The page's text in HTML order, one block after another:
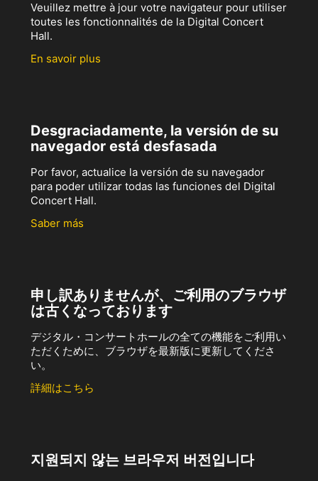
Veuillez mettre à jour votre navigateur pour utiliser
toutes les fonctionnalités de la Digital Concert
Hall.
En savoir plus
Desgraciadamente, la versión de su
navegador está desfasada
Por favor, actualice la versión de su navegador
para poder utilizar todas las funciones del Digital
Concert Hall.
Saber más
申し訳ありませんが、ご利用のブラウザ
は古くなっております
デジタル・コンサートホールの全ての機能をご利用い
ただくために、ブラウザを最新版に更新してくださ
い。
詳細はこちら
지원되지 않는 브라우저 버전입니다